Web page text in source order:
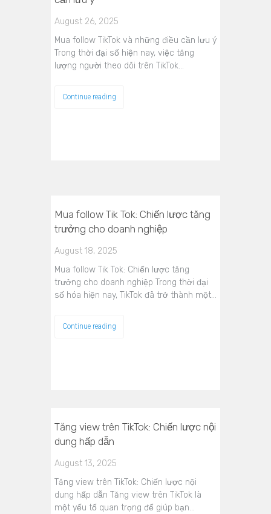
August 26, 2025
Mua follow TikTok và những điều cần lưu ý
Trong thời đại số hiện nay, việc tăng
lượng người theo dõi trên TikTok…
Continue reading
Mua follow Tik Tok: Chiến lược tăng
trưởng cho doanh nghiệp
August 18, 2025
Mua follow Tik Tok: Chiến lược tăng
trưởng cho doanh nghiệp Trong thời đại
số hóa hiện nay, TikTok đã trở thành một…
Continue reading
Tăng view trên TikTok: Chiến lược nội
dung hấp dẫn
August 13, 2025
Tăng view trên TikTok: Chiến lược nội
dung hấp dẫn Tăng view trên TikTok là
một yếu tố quan trọng để giúp bạn…